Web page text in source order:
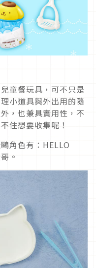
童餐玩具，可不只是
小道具與外出用的隨
，也兼具實用性，不
住想要收集呢！
角色有：HELLO
。